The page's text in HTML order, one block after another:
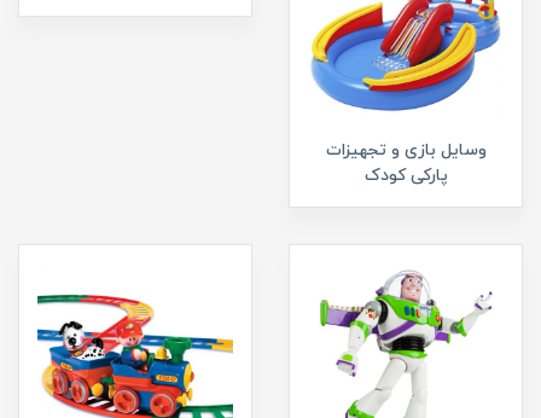
وسایل بازی و تجهیزات
پارکی کودک